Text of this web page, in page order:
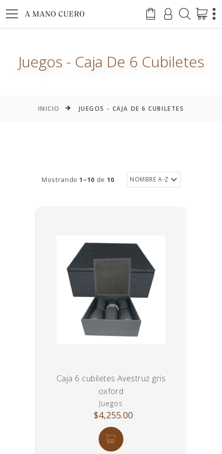
Juegos - Caja De 6 Cubiletes
INICIO JUEGOS - CAJA DE 6 CUBILETES
Mostrando 1–10 de 10 NOMBRE A-Z
Caja 6 cubiletes Avestruz gris
oxford
Juegos
$4,255.00